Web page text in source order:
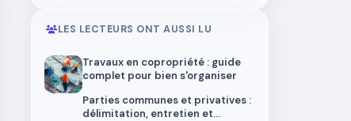
LES LECTEURS ONT AUSSI LU
Travaux en copropriété : guide
complet pour bien s'organiser
Parties communes et privatives :
délimitation, entretien et